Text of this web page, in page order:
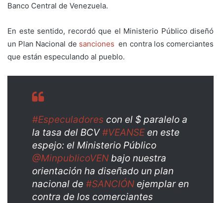
Banco Central de Venezuela.
En este sentido, recordó que el Ministerio Público diseñó
un Plan Nacional de sanciones en contra los comerciantes
que están especulando al pueblo.
#Especuladores con el $ paralelo a
la tasa del BCV#VEANSEen este
espejo: el Ministerio Público
@MinpublicoVEN bajo nuestra
orientación ha diseñado un plan
nacional de #SANCIÓN ejemplar en
contra de los comerciantes